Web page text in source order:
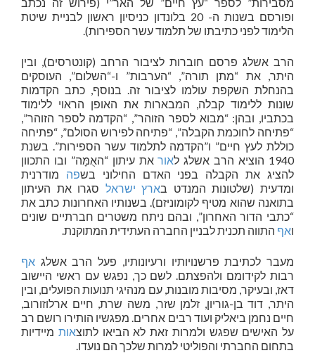
ופורסם בשנות ה- 20 בלונדון כניסיון ראשון לבניית שיטת
הלימוד לפני כתיבתו של תלמוד עשר הספירות).
הרב אשלג פרסם חוברות לציבור הרחב (קונטרסים), ובין
היתר, את “מתן תורה”, “הערבות” ו-“השלום”, העוסקים
בהנחלת השקפת עולמו לציבור זה. בנוסף, כתב הקדמות
שונות ללימוד קבלה, המבארות את האופן הראוי ללימוד
בכתביו, ובהן: “מבוא לספר הזוהר”, “הקדמה לספר הזוהר”,
“פתיחה לחוכמת הקבלה”, “פתיחה לפירוש הסולם”, “פתיחה
כוללת לעץ חיים” ו”הקדמה לתלמוד עשר הספירות”. בשנת
1940 הוציא הרב אשלג ל
אוראת עיתון “האֻמָּה” ובו התכוון
להציג את הקבלה בפני האדם החילוני בשפה מודרנית
ומדעית (שלטונות המנדט בארץ ישראל סגרו את העיתון
בתואנה שהוא מטיף לקומוניזם). בשנותיו האחרונות כתב את
“כתבי הדור האחרון”, ובהם ניתח משטרים חברתיים שונים
ואף התווה תכנית לבניין החברה העתידית המתוקנת.
מעבר לכתיבת פרשנויותיו ורעיונותיו, פעל הרב אשלג אף
רבות לקידומם ולהפצתם. לשם כך, נפגש עם ראשי היישוב
דאז, ובעיקר, מסיבות מובנות, עם מנהיגי תנועות הפועלים, ובין
היתר, דוד בן-גוריון, זלמן שזר, משה שרת, חיים ארלוזורוב,
חיים נחמן ביאליק ועוד רבים אחרים. מפגשיו הותירו רושם רב
על האישים שפגש ולמרות זאת לא הביאו לתוצאות מיידיות
בתחום החברתי והפוליטי למרות שלכך הם נועדו.